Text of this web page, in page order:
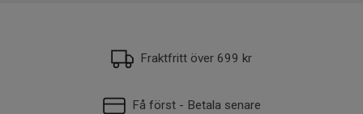
Fraktfritt över 699 kr
Få först - Betala senare